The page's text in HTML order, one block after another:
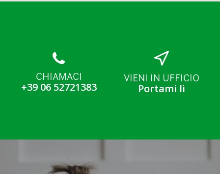
CHIAMACI
+39 06 52721383
VIENI IN UFFICIO
Portami lì